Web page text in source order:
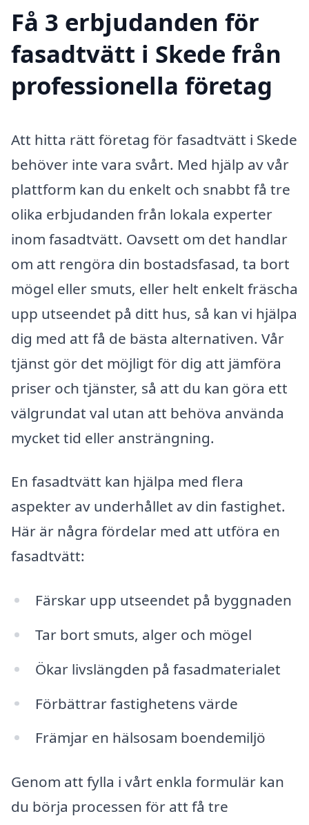
Få 3 erbjudanden för
fasadtvätt i Skede från
professionella företag
Att hitta rätt företag för fasadtvätt i Skede
behöver inte vara svårt. Med hjälp av vår
plattform kan du enkelt och snabbt få tre
olika erbjudanden från lokala experter
inom fasadtvätt. Oavsett om det handlar
om att rengöra din bostadsfasad, ta bort
mögel eller smuts, eller helt enkelt fräscha
upp utseendet på ditt hus, så kan vi hjälpa
dig med att få de bästa alternativen. Vår
tjänst gör det möjligt för dig att jämföra
priser och tjänster, så att du kan göra ett
välgrundat val utan att behöva använda
mycket tid eller ansträngning.
En fasadtvätt kan hjälpa med flera
aspekter av underhållet av din fastighet.
Här är några fördelar med att utföra en
fasadtvätt:
Färskar upp utseendet på byggnaden
Tar bort smuts, alger och mögel
Ökar livslängden på fasadmaterialet
Förbättrar fastighetens värde
Främjar en hälsosam boendemiljö
Genom att fylla i vårt enkla formulär kan
du börja processen för att få tre